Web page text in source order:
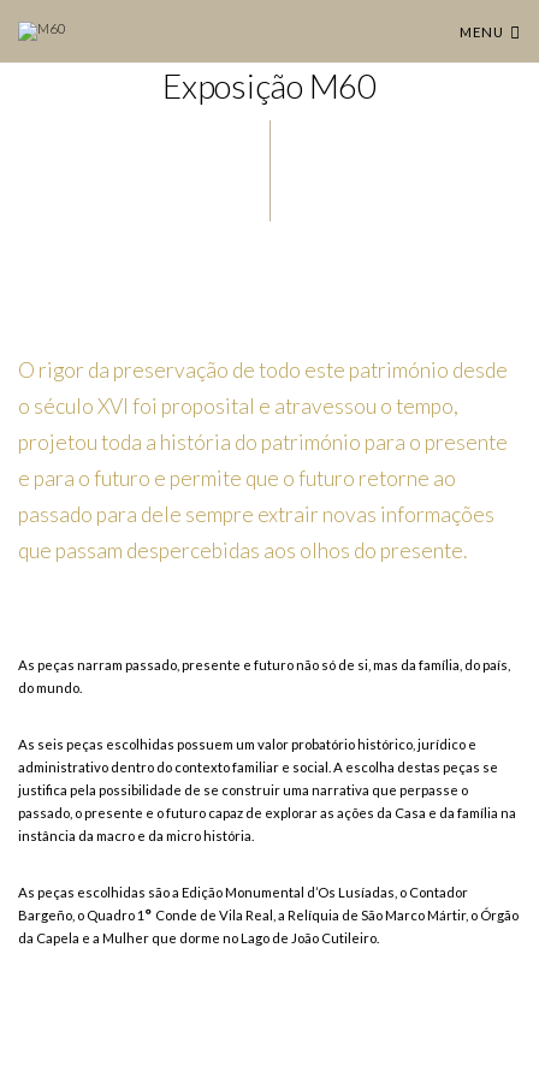
MENU
Exposição M60
O rigor da preservação de todo este património desde
o século XVI foi proposital e atravessou o tempo,
projetou toda a história do património para o presente
e para o futuro e permite que o futuro retorne ao
passado para dele sempre extrair novas informações
que passam despercebidas aos olhos do presente.
As peças narram passado, presente e futuro não só de si, mas da família, do país,
do mundo.
As seis peças escolhidas possuem um valor probatório histórico, jurídico e
administrativo dentro do contexto familiar e social. A escolha destas peças se
justifica pela possibilidade de se construir uma narrativa que perpasse o
passado, o presente e o futuro capaz de explorar as ações da Casa e da família na
instância da macro e da micro história.
As peças escolhidas são a Edição Monumental d’Os Lusíadas, o Contador
Bargeño , o Quadro 1 ºConde de Vila Real , a Relíquia de São Marco Mártir, o Órgão
da Capela e a Mulher que dorme no Lago de João Cutileiro.